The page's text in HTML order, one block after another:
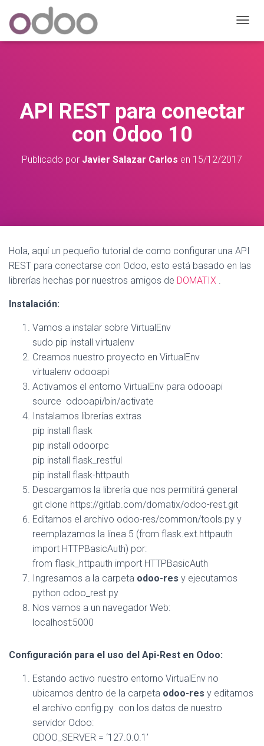
A
M
I
Ó
API REST para conectar
con Odoo 10
Publicado por Javier Salazar Carlos en 15/12/2017
Hola, aquí un pequeño tutorial de como configurar una API
REST para conectarse con Odoo, esto está basado en las
librerías hechas por nuestros amigos de DOMATIX .
Instalación:
Vamos a instalar sobre VirtualEnv
sudo pip install virtualenv
Creamos nuestro proyecto en VirtualEnv
virtualenv odooapi
Activamos el entorno VirtualEnv para odooapi
source odooapi/bin/activate
Instalamos librerías extras
pip install flask
pip install odoorpc
pip install flask_restful
pip install flask-httpauth
Descargamos la librería que nos permitirá general
git clone https://gitlab.com/domatix/odoo-rest.git
Editamos el archivo odoo-res/common/tools.py y
reemplazamos la linea 5 (from flask.ext.httpauth
import HTTPBasicAuth) por:
from flask_httpauth import HTTPBasicAuth
Ingresamos a la carpeta odoo-res y ejecutamos
python odoo_rest.py
Nos vamos a un navegador Web:
localhost:5000
Configuración para el uso del Api-Rest en Odoo:
Estando activo nuestro entorno VirtualEnv no
ubicamos dentro de la carpeta odoo-res y editamos
el archivo config.py con los datos de nuestro
servidor Odoo:
ODOO_SERVER = ‘127.0.0.1’